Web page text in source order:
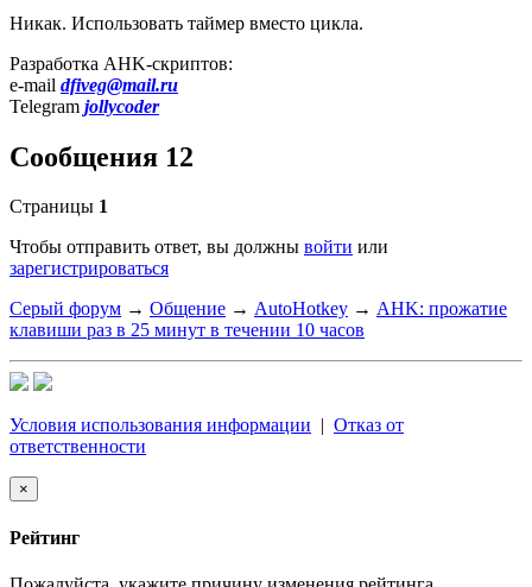
Никак. Использовать таймер вместо цикла.
Разработка AHK-скриптов:
e-mail dfiveg@mail.ru
Telegram jollycoder
Сообщения 12
Страницы 1
Чтобы отправить ответ, вы должны войти или
зарегистрироваться
Серый форум → Общение → AutoHotkey → AHK: прожатие
клавиши раз в 25 минут в течении 10 часов
Условия использования информации | Отказ от
ответственности
×
Рейтинг